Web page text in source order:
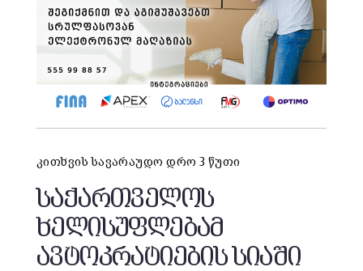
კითხვის სავარაუდო დრო 3 წუთი
საქართველოს
ხელისუფლებამ
ავტოკრატიების სიაში